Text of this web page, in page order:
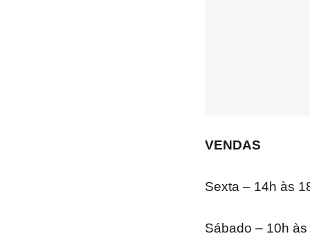
VENDAS
Sexta – 14h às
Sábado – 10h às